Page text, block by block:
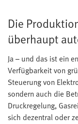
Die
überhaupt
Ja – und das ist ein
Verfügbarkeit von
Steuerung von
sondern auch die
Druckregelung,
sich dezentral oder